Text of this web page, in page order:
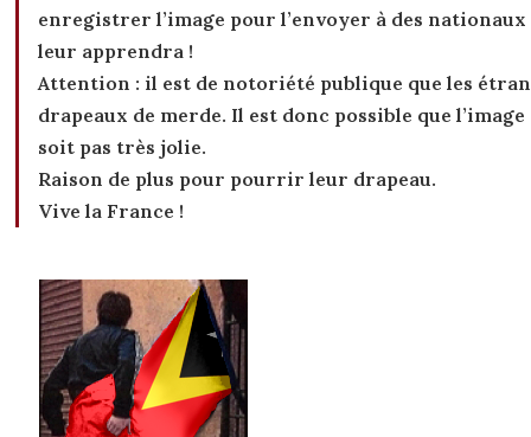
enregistrer l’image pour l’envoyer à des nationaux
leur apprendra !
Attention : il est de notoriété publique que les
drapeaux de merde. Il est donc possible que
soit pas très jolie.
Raison de plus pour pourrir leur drapeau.
Vive la France !